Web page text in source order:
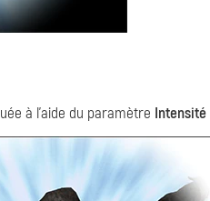
à l'aide du paramètre Intensité